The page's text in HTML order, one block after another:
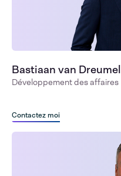
Bastiaan van Dreumel
Développement des affaires
Contactez moi